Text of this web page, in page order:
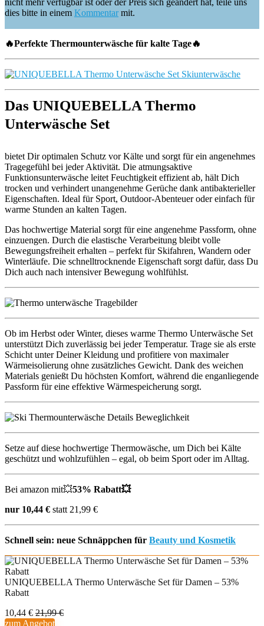
nicht mehr verfügbar ist oder der Preis sich geändert hat, teile uns
dies bitte in einem Kommentarmit.
🔥Perfekte Thermounterwäsche für kalte Tage🔥
Das UNIQUEBELLA Thermo
Unterwäsche Set
bietet Dir optimalen Schutz vor Kälte und sorgt für ein angenehmes
Tragegefühl bei jeder Aktivität. Die atmungsaktive
Funktionsunterwäsche leitet Feuchtigkeit effizient ab, hält Dich
trocken und verhindert unangenehme Gerüche dank antibakterieller
Eigenschaften. Ideal für Sport, Outdoor-Abenteuer oder einfach für
warme Stunden an kalten Tagen.
Das hochwertige Material sorgt für eine angenehme Passform, ohne
einzuengen. Durch die elastische Verarbeitung bleibt volle
Bewegungsfreiheit erhalten – perfekt für Skifahren, Wandern oder
Winterläufe. Die schnelltrocknende Eigenschaft sorgt dafür, dass Du
Dich auch nach intensiver Bewegung wohlfühlst.
Ob im Herbst oder Winter, dieses warme Thermo Unterwäsche Set
unterstützt Dich zuverlässig bei jeder Temperatur. Trage sie als erste
Schicht unter Deiner Kleidung und profitiere von maximaler
Wärmeisolierung ohne zusätzliches Gewicht. Dank des weichen
Materials genießt Du höchsten Komfort, während die enganliegende
Passform für eine effektive Wärmespeicherung sorgt.
Setze auf diese hochwertige Thermowäsche, um Dich bei Kälte
geschützt und wohlzufühlen – egal, ob beim Sport oder im Alltag.
Bei amazon mit💥53% Rabatt💥
nur 10,44 € statt 21,99 €
Schnell sein: neue Schnäppchen für Beauty und Kosmetik
UNIQUEBELLA Thermo Unterwäsche Set für Damen – 53%
Rabatt
10,44 € 21,99 €
zum Angebot